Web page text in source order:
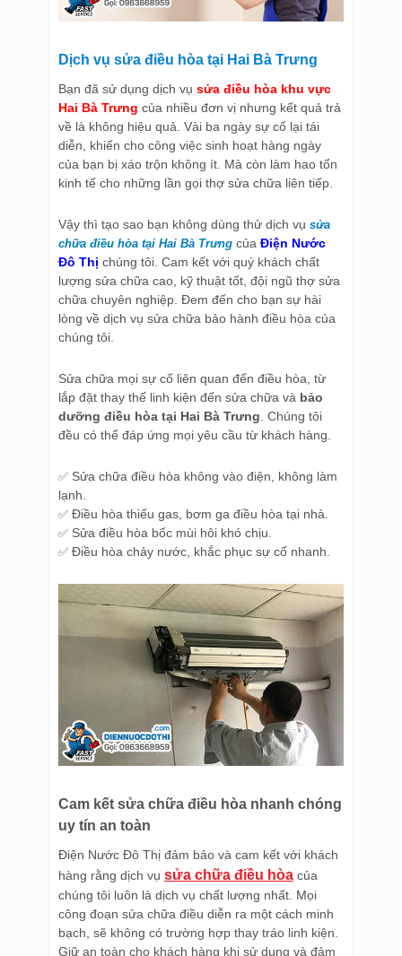
Dịch vụ sửa điều hòa tại Hai Bà Trưng
Bạn đã sử dụng dịch vụ sửa điều hòa khu vực
Hai Bà Trưng của nhiều đơn vị nhưng kết quả trả
về là không hiệu quả. Vài ba ngày sự cố lại tái
diễn, khiến cho công việc sinh hoạt hàng ngày
của bạn bị xáo trộn không ít. Mà còn làm hao tổn
kinh tế cho những lần gọi thợ sửa chữa liên tiếp.
Vậy thì tạo sao bạn không dùng thử dịch vụ sửa
chữa điều hòa tại Hai Bà Trưng của Điện Nước
Đô Thị chúng tôi. Cam kết với quý khách chất
lượng sửa chữa cao, kỹ thuật tốt, đội ngũ thợ sửa
chữa chuyên nghiệp. Đem đến cho bạn sự hài
lòng về dịch vụ sửa chữa bảo hành điều hòa của
chúng tôi.
Sửa chữa mọi sự cố liên quan đến điều hòa, từ
lắp đặt thay thế linh kiện đến sửa chữa và bảo
dưỡng điều hòa tại Hai Bà Trưng. Chúng tôi
đều có thể đáp ứng mọi yêu cầu từ khách hàng.
✅ Sửa chữa điều hòa không vào điện, không làm
lạnh.
✅ Điều hòa thiếu gas, bơm ga điều hòa tại nhà.
✅ Sửa điều hòa bốc mùi hôi khó chịu.
✅ Điều hòa chảy nước, khắc phục sự cố nhanh.
Cam kết sửa chữa điều hòa nhanh chóng
uy tín an toàn
Điện Nước Đô Thị đảm bảo và cam kết với khách
hàng rằng dịch vụ sửa chữa điều hòa của
chúng tôi luôn là dịch vụ chất lượng nhất. Mọi
công đoạn sửa chữa điều diễn ra một cách minh
bạch, sẽ không có trường hợp thay tráo linh kiện.
Giữ an toàn cho khách hàng khi sử dụng và đảm